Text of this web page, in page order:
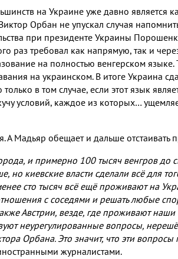
на Украине уже давно является
Орбан не упускал случая
при президенте Украины
раз требовал как напрямую, так и
на полностью венгерском языке.
на украинском. В итоге Украина
только в том случае, если этот язык
условий, каждое из которых…
.А Мадьяр обещает и дальше отстаивать
, и примерно 100 тысяч венгров до
, но киевские власти сделали всё для
сто тысяч всё ещё проживают на
с соседями и решать любые
Австрии, везде, где проживают наши
неурегулированные вопросы,
Орбана. Это значит, что эти вопросы
журналистами.